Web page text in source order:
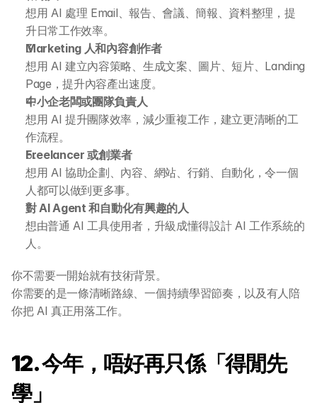
想用 AI 處理 Email、報告、會議、簡報、資料整理，提
升日常工作效率。
Marketing 人和內容創作者
想用 AI 建立內容策略、生成文案、圖片、短片、Landing
Page，提升內容產出速度。
中小企老闆或團隊負責人
想用 AI 提升團隊效率，減少重複工作，建立更清晰的工
作流程。
Freelancer 或創業者
想用 AI 協助企劃、內容、網站、行銷、自動化，令一個
人都可以做到更多事。
對 AI Agent 和自動化有興趣的人
想由普通 AI 工具使用者，升級成懂得設計 AI 工作系統的
人。
你不需要一開始就有技術背景。
你需要的是一條清晰路線、一個持續學習節奏，以及有人陪
你把 AI 真正用落工作。
12. 今年，唔好再只係「得閒先
學」